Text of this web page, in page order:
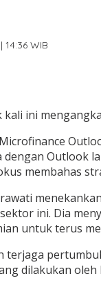
WIB
ini
Outlook
membahas
ini. Dia
untuk terus
dilakukan